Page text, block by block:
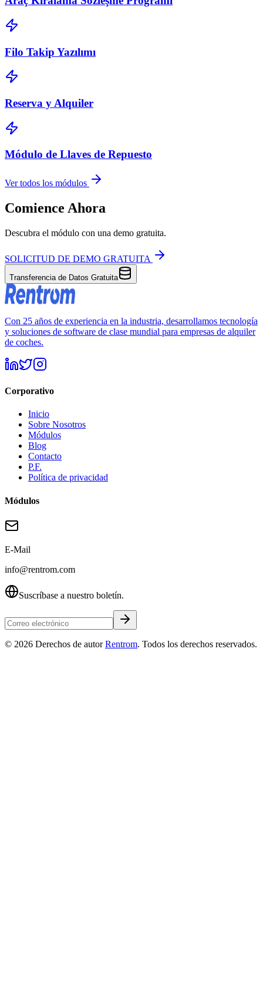
Filo Takip Yazılımı
Reserva y Alquiler
Módulo de Llaves de Repuesto
Ver todos los módulos
Comience Ahora
Descubra el módulo con una demo gratuita.
SOLICITUD DE DEMO GRATUITA
Transferencia de Datos Gratuita
Con 25 años de experiencia en la industria, desarrollamos tecnología
y soluciones de software de clase mundial para empresas de alquiler
de coches.
Corporativo
Inicio
Sobre Nosotros
Módulos
Blog
Contacto
P.F.
Política de privacidad
Módulos
E-Mail
info@rentrom.com
Suscríbase a nuestro boletín.
© 2026 Derechos de autor Rentrom. Todos los derechos reservados.